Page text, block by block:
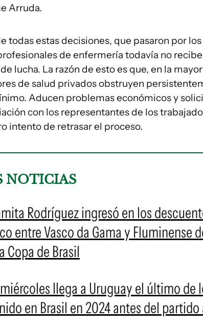
Arruda.
todas estas decisiones, que pasaron por
de enfermería todavía no
lucha. La razón de esto es que, en la
de salud privados obstruyen
Aducen problemas económicos y
con los representantes de los
intento de retrasar el proceso.
NOTICIAS
Rodríguez ingresó en los
entre Vasco da Gama y Fluminense
Copa de Brasil
llega a Uruguay el último de
en Brasil en 2024 antes del